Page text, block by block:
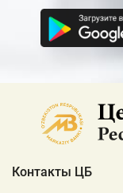
Контакты ЦБ